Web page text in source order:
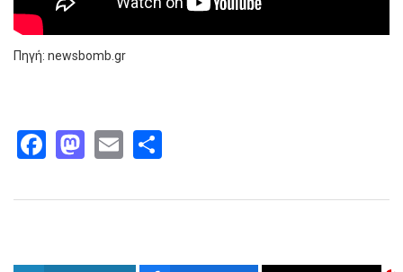
Πηγή: newsbomb.gr
Facebook
Mastodon
Email